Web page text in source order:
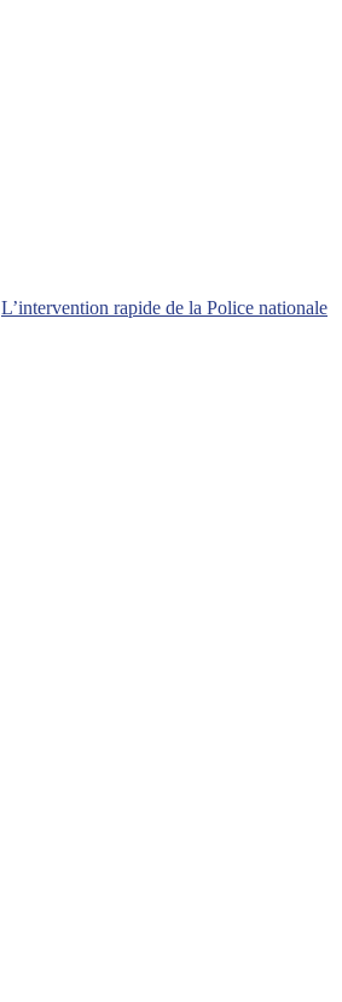
L’intervention rapide de la Police nationale